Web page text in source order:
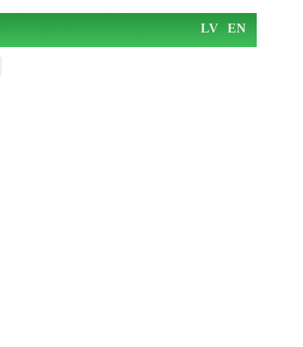
LV EN